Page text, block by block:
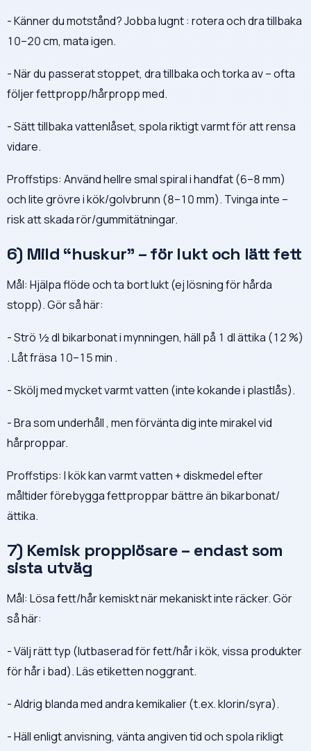
- Känner du motstånd? Jobba lugnt : rotera och dra tillbaka
10–20 cm, mata igen.
- När du passerat stoppet, dra tillbaka och torka av – ofta
följer fettpropp/hårpropp med.
- Sätt tillbaka vattenlåset, spola riktigt varmt för att rensa
vidare.
Proffstips: Använd hellre smal spiral i handfat (6–8 mm)
och lite grövre i kök/golvbrunn (8–10 mm). Tvinga inte –
risk att skada rör/gummitätningar.
6) Mild “huskur” – för lukt och lätt fett
Mål: Hjälpa flöde och ta bort lukt (ej lösning för hårda
stopp). Gör så här:
- Strö ½ dl bikarbonat i mynningen, häll på 1 dl ättika (12 %)
. Låt fräsa 10–15 min .
- Skölj med mycket varmt vatten (inte kokande i plastlås).
- Bra som underhåll , men förvänta dig inte mirakel vid
hårproppar.
Proffstips: I kök kan varmt vatten + diskmedel efter
måltider förebygga fettproppar bättre än bikarbonat/
ättika.
7) Kemisk propplösare – endast som
sista utväg
Mål: Lösa fett/hår kemiskt när mekaniskt inte räcker. Gör
så här:
- Välj rätt typ (lutbaserad för fett/hår i kök, vissa produkter
för hår i bad). Läs etiketten noggrant.
- Aldrig blanda med andra kemikalier (t.ex. klorin/syra).
- Häll enligt anvisning, vänta angiven tid och spola rikligt